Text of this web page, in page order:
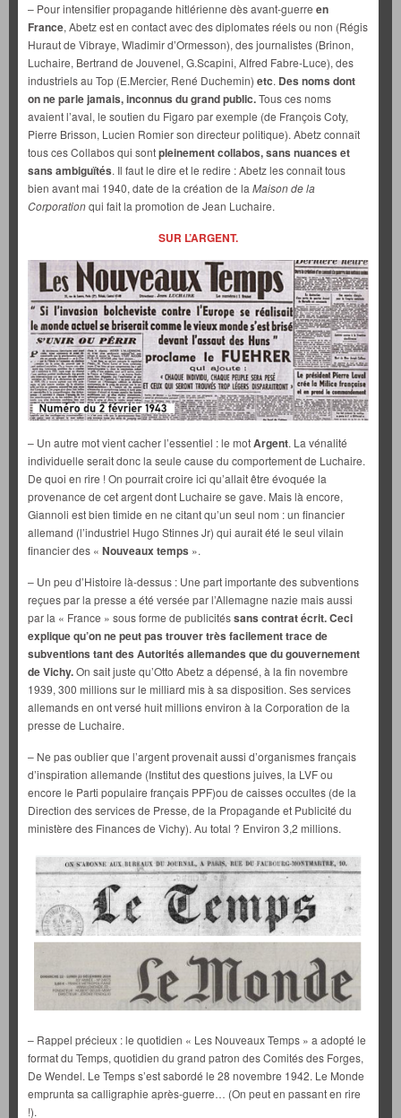
– Pour intensifier propagande hitlérienne dès avant-guerre en
France, Abetz est en contact avec des diplomates réels ou non (Régis
Huraut de Vibraye, Wladimir d’Ormesson), des journalistes (Brinon,
Luchaire, Bertrand de Jouvenel, G.Scapini, Alfred Fabre-Luce), des
industriels au Top (E.Mercier, René Duchemin) etc. Des noms dont
on ne parle jamais, inconnus du grand public.Tous ces noms
avaient l’aval, le soutien du Figaro par exemple (de François Coty,
Pierre Brisson, Lucien Romier son directeur politique). Abetz connaît
tous ces Collabos qui sontpleinement collabos, sans nuances et
sans ambiguïtés. Il faut le dire et le redire : Abetz les connaît tous
bien avant mai 1940, date de la création de la Maison de la
Corporationqui fait la promotion de Jean Luchaire.
SUR L’ARGENT.
– Un autre mot vient cacher l’essentiel : le motArgent. La vénalité
individuelle serait donc la seule cause du comportement de Luchaire.
De quoi en rire ! On pourrait croire ici qu’allait être évoquée la
provenance de cet argent dont Luchaire se gave. Mais là encore,
Giannoli est bien timide en ne citant qu’un seul nom : un financier
allemand (l’industriel Hugo Stinnes Jr) qui aurait été le seul vilain
financier des « Nouveaux temps ».
– Un peu d’Histoire là-dessus : Une part importante des subventions
reçues par la presse a été versée par l’Allemagne nazie mais aussi
par la « France » sous forme de publicitéssans contrat écrit. Ceci
explique qu’on ne peut pas trouver très facilement trace de
subventions tant des Autorités allemandes que du gouvernement
de Vichy.On sait juste qu’Otto Abetz a dépensé, à la fin novembre
1939, 300 millions sur le milliard mis à sa disposition. Ses services
allemands en ont versé huit millions environ à la Corporation de la
presse de Luchaire.
– Ne pas oublier que l’argent provenait aussi d’organismes français
d’inspiration allemande (Institut des questions juives, la LVF ou
encore le Parti populaire français PPF)ou de caisses occultes (de la
Direction des services de Presse, de la Propagande et Publicité du
ministère des Finances de Vichy). Au total ? Environ 3,2 millions.
– Rappel précieux : le quotidien « Les Nouveaux Temps » a adopté le
format du Temps, quotidien du grand patron des Comités des Forges,
De Wendel. Le Temps s’est sabordé le 28 novembre 1942. Le Monde
emprunta sa calligraphie après-guerre… (On peut en passant en rire
!).